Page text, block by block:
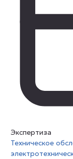
Экспертиза
Техническое